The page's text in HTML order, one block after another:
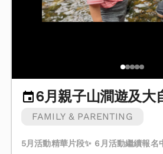
6月親子山澗遊及大
FAMILY & PARENTING
5月活動精華片段✨ 6月活動繼續報名